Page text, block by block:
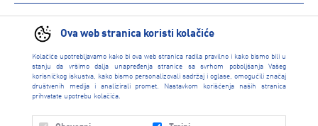
Ova web stranica koristi kolačiće
Kolačiće upotrebljavamo kako bi ova web stranica radila pravilno i kako bismo bili u
stanju da vršimo dalja unapređenja stranice sa svrhom poboljšanja Vašeg
korisničkog iskustva, kako bismo personalizovali sadržaj i oglase, omogućili značaj
društvenih medija i analizirali promet. Nastavkom korišćenja naših stranica
prihvatate upotrebu kolačića.
PRONAĐI RADNJU